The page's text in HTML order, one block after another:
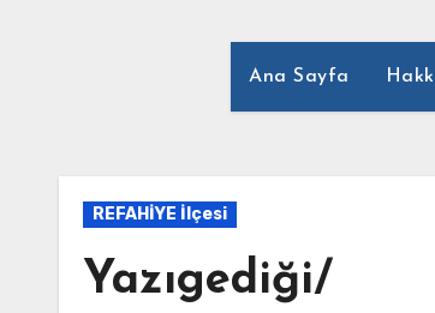
Ana Sayfa
REFAHİYE İlçesi
Yazıgediği/